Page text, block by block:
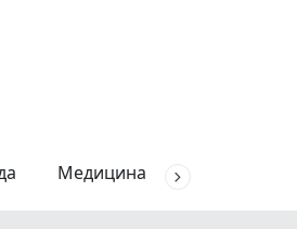
Медицина